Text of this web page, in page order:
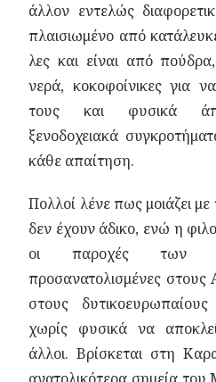
άλλον εντελώς
πλαισιωμένο από
λες και είναι από
νερά, κοκοφοίνικες για
τους και φυσικά
ξενοδοχειακά
κάθε απαίτηση.
Πολλοί λένε πως μοιάζει
δεν έχουν άδικο, ενώ η
οι παροχές των
προσανατολισμένες στους
στους
χωρίς φυσικά να
άλλοι. Βρίσκεται στη